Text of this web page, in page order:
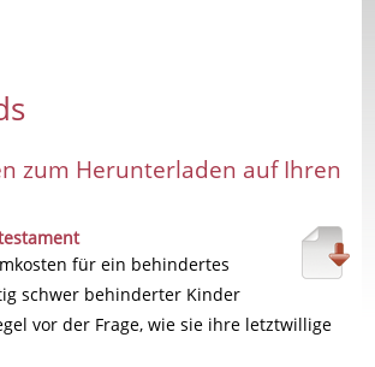
zum Herunterladen auf Ihren
für ein behindertes
schwer behinderter Kinder
vor der Frage, wie sie ihre letztwillige